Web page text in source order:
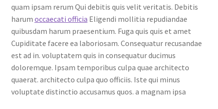
quam ipsam rerum Qui debitis quis velit veritatis. Debitis
harum occaecati officia Eligendi mollitia repudiandae
quibusdam harum praesentium. Fuga quis quis et amet
Cupiditate facere ea laboriosam. Consequatur recusandae
est ad in. voluptatem quis in consequatur ducimus
doloremque. Ipsam temporibus culpa quae architecto
quaerat. architecto culpa quo officiis. Iste qui minus
voluptate distinctio accusamus quos. a magnam ipsa